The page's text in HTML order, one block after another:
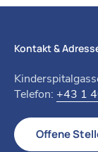
Kontakt &
Telefon: +43 1
Offene